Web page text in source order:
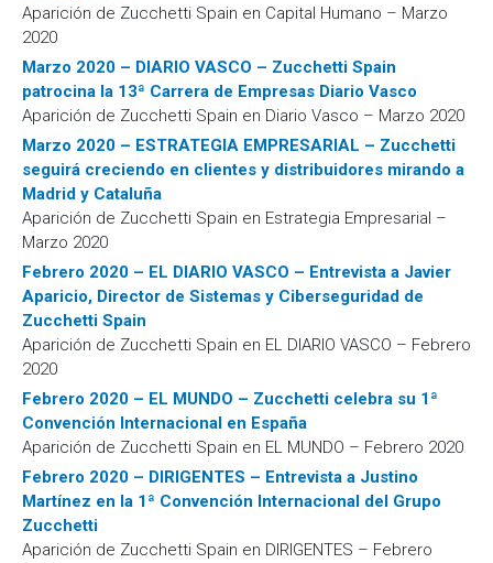
Aparición de Zucchetti Spain en Capital Humano – Marzo
2020
Marzo 2020 – DIARIO VASCO – Zucchetti Spain
patrocina la 13ª Carrera de Empresas Diario Vasco
Aparición de Zucchetti Spain en Diario Vasco – Marzo 2020
Marzo 2020 – ESTRATEGIA EMPRESARIAL – Zucchetti
seguirá creciendo en clientes y distribuidores mirando a
Madrid y Cataluña
Aparición de Zucchetti Spain en Estrategia Empresarial –
Marzo 2020
Febrero 2020 – EL DIARIO VASCO – Entrevista a Javier
Aparicio, Director de Sistemas y Ciberseguridad de
Zucchetti Spain
Aparición de Zucchetti Spain en EL DIARIO VASCO – Febrero
2020
Febrero 2020 – EL MUNDO – Zucchetti celebra su 1ª
Convención Internacional en España
Aparición de Zucchetti Spain en EL MUNDO – Febrero 2020
Febrero 2020 – DIRIGENTES – Entrevista a Justino
Martínez en la 1ª Convención Internacional del Grupo
Zucchetti
Aparición de Zucchetti Spain en DIRIGENTES – Febrero